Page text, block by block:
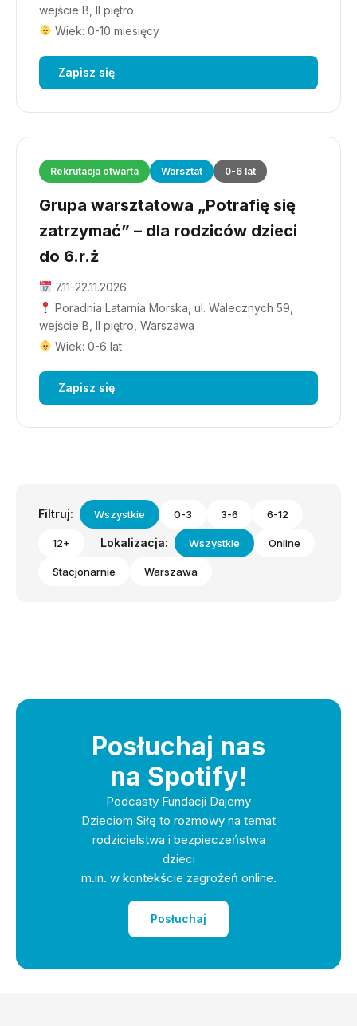
wejście B, II piętro
Wiek: 0-10 miesięcy
Zapisz się
Rekrutacja otwarta Warsztat 0-6 lat
Grupa warsztatowa „Potrafię się
zatrzymać” – dla rodziców dzieci
do 6.r.ż
7.11-22.11.2026
Poradnia Latarnia Morska, ul. Walecznych 59,
wejście B, II piętro, Warszawa
Wiek: 0-6 lat
Zapisz się
Filtruj: Wszystkie 0-3 3-6 6-12
12+ Lokalizacja: Wszystkie Online
Stacjonarnie Warszawa
Posłuchaj nas
na Spotify!
Podcasty Fundacji Dajemy
Dzieciom Siłę to rozmowy na temat
rodzicielstwa i bezpieczeństwa
dzieci
m.in. w kontekście zagrożeń online.
Posłuchaj